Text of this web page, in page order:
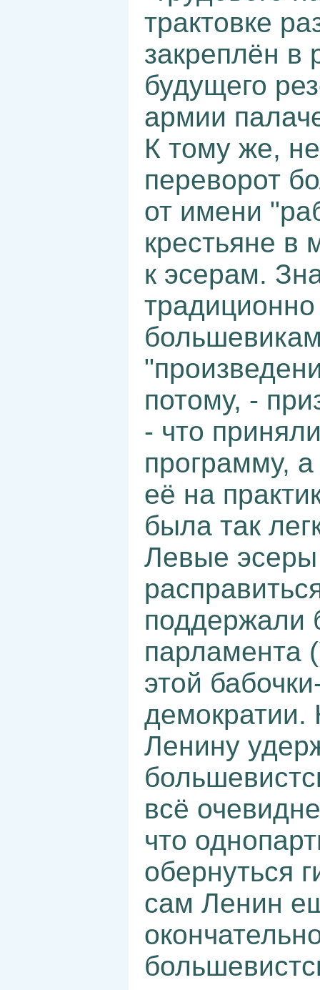
трактовке
закреплён в
будущего
армии
К тому же,
переворот
от имени
крестьяне в
к эсерам.
потому, -
- что
программу,
её на
была так
Левые
поддержали
парламента
этой
демократии.
Ленину
всё
что
обернуться
сам Ленин